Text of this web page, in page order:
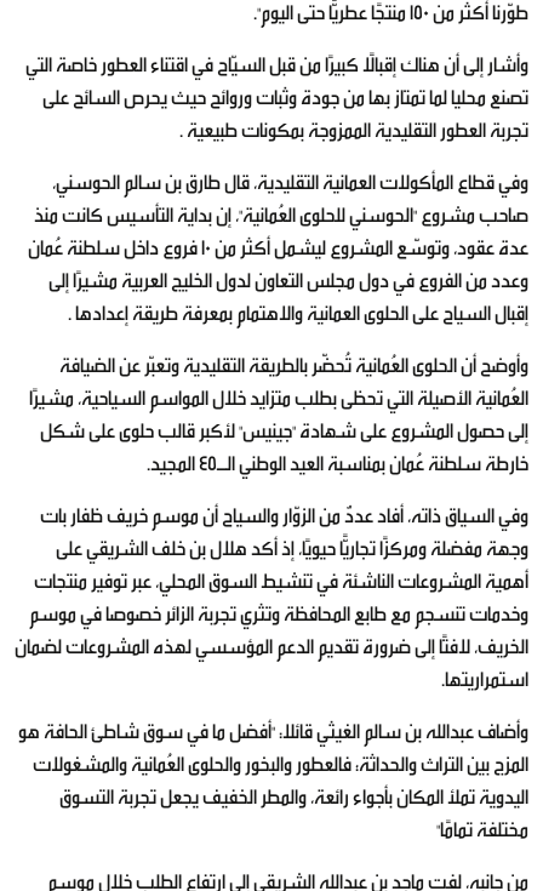
طوّرنا أكثر من 150 منتجًا عطريًّا حتى اليوم".
وأشار إلى أن هناك إقبالًا كبيرًا من قبل السيّاح في اقتناء العطور خاصة التي
تصنع محليا لما تمتاز بها من جودة وثبات وروائح حيث يحرص السائح على
تجربة العطور التقليدية الممزوجة بمكونات طبيعية .
وفي قطاع المأكولات العمانية التقليدية، قال طارق بن سالم الحوسني،
صاحب مشروع "الحوسني للحلوى العُمانية"، إن بداية التأسيس كانت منذ
عدة عقود، وتوسّع المشروع ليشمل أكثر من 10 فروع داخل سلطنة عُمان
وعدد من الفروع في دول مجلس التعاون لدول الخليج العربية مشيرًا إلى
إقبال السياح على الحلوى العمانية والاهتمام بمعرفة طريقة إعدادها .
وأوضح أن الحلوى العُمانية تُحضّر بالطريقة التقليدية وتعبّر عن الضيافة
العُمانية الأصيلة التي تحظى بطلب متزايد خلال المواسم السياحية، مشيرًا
إلى حصول المشروع على شهادة "جينيس" لأكبر قالب حلوى على شكل
خارطة سلطنة عُمان بمناسبة العيد الوطني الـ45 المجيد.
وفي السياق ذاته، أفاد عددٌ من الزوّار والسياح أن موسم خريف ظفار بات
وجهة مفضلة ومركزًا تجاريًّا حيويًا، إذ أكد هلال بن خلف الشريقي على
أهمية المشروعات الناشئة في تنشيط السوق المحلي، عبر توفير منتجات
وخدمات تنسجم مع طابع المحافظة وتثري تجربة الزائر خصوصا في موسم
الخريف، لافتًا إلى ضرورة تقديم الدعم المؤسسي لهذه المشروعات لضمان
استمراريتها.
وأضاف عبدالله بن سالم الغيثي قائلا: "أفضل ما في سوق شاطئ الحافة هو
المزج بين التراث والحداثة؛ فالعطور والبخور والحلوى العُمانية والمشغولات
اليدوية تملأ المكان بأجواء رائعة، والمطر الخفيف يجعل تجربة التسوق
مختلفة تمامًا"
من جانبه، لفت ماجد بن عبدالله الشريقي إلى ارتفاع الطلب خلال موسم